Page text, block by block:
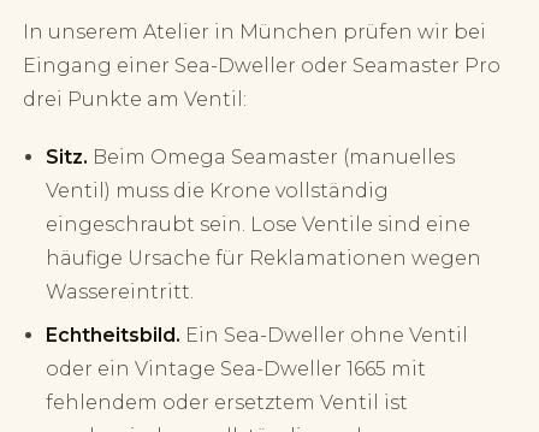
In unserem Atelier in München prüfen wir bei
Eingang einer Sea-Dweller oder Seamaster Pro
drei Punkte am Ventil:
Sitz. Beim Omega Seamaster (manuelles
Ventil) muss die Krone vollständig
eingeschraubt sein. Lose Ventile sind eine
häufige Ursache für Reklamationen wegen
Wassereintritt.
Echtheitsbild. Ein Sea-Dweller ohne Ventil
oder ein Vintage Sea-Dweller 1665 mit
fehlendem oder ersetztem Ventil ist